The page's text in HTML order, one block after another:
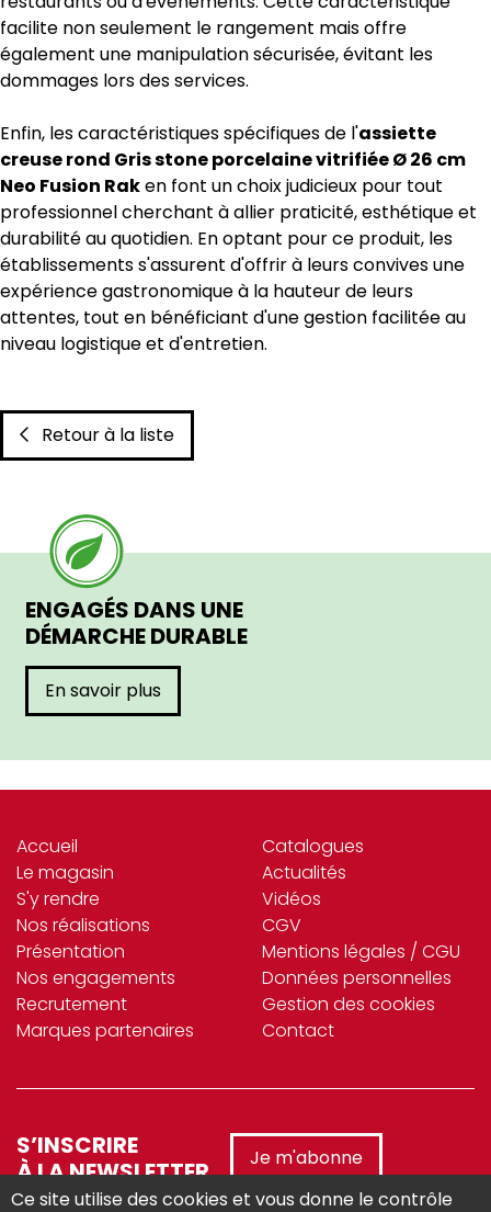
facilite non seulement le rangement mais offre
également une manipulation sécurisée, évitant les
dommages lors des services.
Enfin, les caractéristiques spécifiques de l'assiette
creuse rond Gris stone porcelaine vitrifiée Ø 26 cm
Neo Fusion Raken font un choix judicieux pour tout
professionnel cherchant à allier praticité, esthétique et
durabilité au quotidien. En optant pour ce produit, les
établissements s'assurent d'offrir à leurs convives une
expérience gastronomique à la hauteur de leurs
attentes, tout en bénéficiant d'une gestion facilitée au
niveau logistique et d'entretien.
Retour à la liste
ENGAGÉS DANS UNE
DÉMARCHE DURABLE
En savoir plus
Accueil
Le magasin
S'y rendre
Nos réalisations
Présentation
Nos engagements
Recrutement
Marques partenaires
Catalogues
Actualités
Vidéos
CGV
Mentions légales / CGU
Données personnelles
Gestion des cookies
Contact
S’INSCRIRE
À LA NEWSLETTER
Je m'abonne
Ce site utilise des cookies et vous donne le contrôle